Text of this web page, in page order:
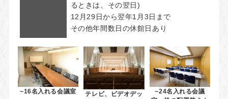
るときは、その翌日)
12月29日から翌年1月3日まで
その他年間数日の休館日あり
~16名入れる会議室 テレビ、ビデオデッ
~24名入れる会議